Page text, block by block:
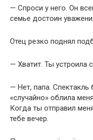
— Спроси у него. Он
семье достоин
Отец резко поднял
— Хватит. Ты устроила
— Нет, папа.
«случайно» облила
Когда ты отправил
тебе вечер.